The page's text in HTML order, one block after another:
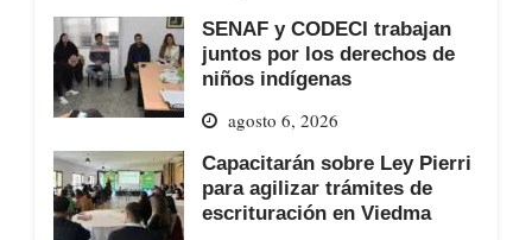
SENAF y CODECI trabajan
juntos por los derechos de
niños indígenas
agosto 6, 2026
Capacitarán sobre Ley Pierri
para agilizar trámites de
escrituración en Viedma